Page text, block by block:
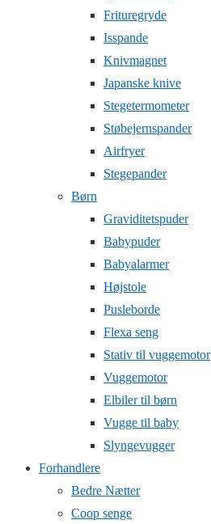
Frituregryde
Isspande
Knivmagnet
Japanske knive
Stegetermometer
Støbejernspander
Airfryer
Stegepander
Børn
Graviditetspuder
Babypuder
Babyalarmer
Højstole
Pusleborde
Flexa seng
Stativ til vuggemotor
Vuggemotor
Elbiler til børn
Vugge til baby
Slyngevugger
Forhandlere
Bedre Nætter
Coop senge